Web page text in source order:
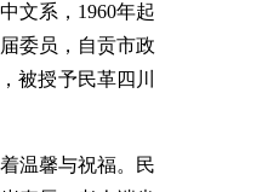
文系，1960年起
委员，自贡市政
被授予民革四川
温馨与祝福。民